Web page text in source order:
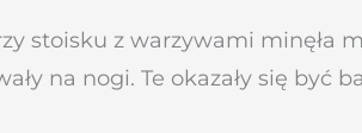
stoisku z warzywami minęła
na nogi. Te okazały się być